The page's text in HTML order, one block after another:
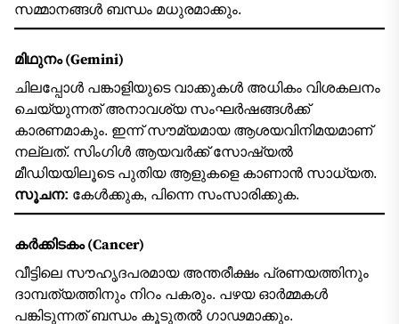
സമ്മാനങ്ങൾ ബന്ധം മധുരമാക്കും.
മിഥുനം (Gemini)
ചിലപ്പോൾ പങ്കാളിയുടെ വാക്കുകൾ അധികം വിശകലനം
ചെയ്യുന്നത് അനാവശ്യ സംഘർഷങ്ങൾക്ക്
കാരണമാകും. ഇന്ന് സൗമ്യമായ ആശയവിനിമയമാണ്
നല്ലത്. സിംഗിൾ ആയവർക്ക് സോഷ്യൽ
മീഡിയയിലൂടെ പുതിയ ആളുകളെ കാണാൻ സാധ്യത.
സൂചന: കേൾക്കുക, പിന്നെ സംസാരിക്കുക.
കർക്കിടകം (Cancer)
വീട്ടിലെ സൗഹൃദപരമായ അന്തരീക്ഷം പ്രണയത്തിനും
ദാമ്പത്യത്തിനും നിറം പകരും. പഴയ ഓർമ്മകൾ
പങ്കിടുന്നത് ബന്ധം കൂടുതൽ ഗാഢമാക്കും.